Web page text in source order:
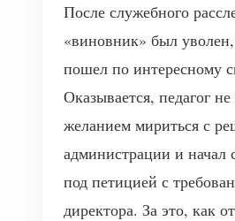
После служебного
«виновник» был
пошел по интересному
Оказывается, педагог не
желанием мириться с
администрации и начал
под петицией с
директора. За это, как